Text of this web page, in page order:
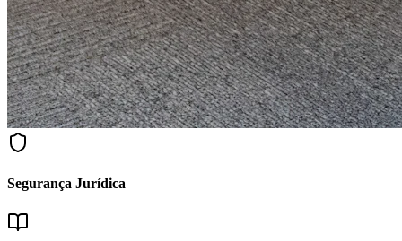
Segurança Jurídica